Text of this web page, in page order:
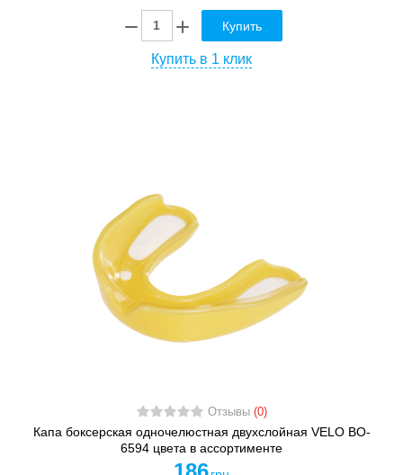
Купить
Купить в 1 клик
Отзывы (0)
Капа боксерская одночелюстная двухслойная VELO BO-
6594 цвета в ассортименте